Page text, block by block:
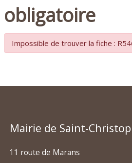
obligatoire
Impossible de trouver la fiche :
Mairie de Saint-
11 route de Marans